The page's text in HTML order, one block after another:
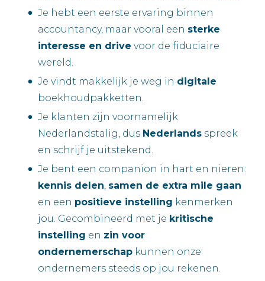
Je hebt een eerste ervaring binnen
accountancy, maar vooral een sterke
interesse en drive voor de fiduciaire
wereld.
Je vindt makkelijk je weg in digitale
boekhoudpakketten.
Je klanten zijn voornamelijk
Nederlandstalig, dus Nederlands spreek
en schrijf je uitstekend.
Je bent een companion in hart en nieren:
kennis delen, samen de extra mile gaan
en een positieve instelling kenmerken
jou. Gecombineerd met je kritische
instelling en zin voor
ondernemerschap kunnen onze
ondernemers steeds op jou rekenen.